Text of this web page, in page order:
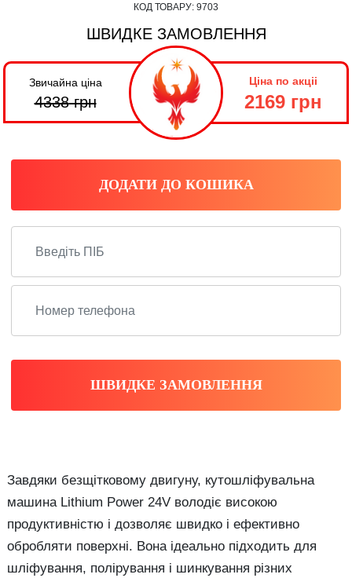
КОД ТОВАРУ: 9703
ШВИДКЕ ЗАМОВЛЕННЯ
Звичайна ціна
4338грн
Ціна по акціі
2169 грн
ДОДАТИ ДО КОШИКА
ШВИДКЕ ЗАМОВЛЕННЯ
Завдяки безщітковому двигуну, кутошліфувальна
машина Lithium Power 24V володіє високою
продуктивністю і дозволяє швидко і ефективно
обробляти поверхні. Вона ідеально підходить для
шліфування, полірування і шинкування різних